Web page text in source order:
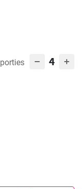
porties 4